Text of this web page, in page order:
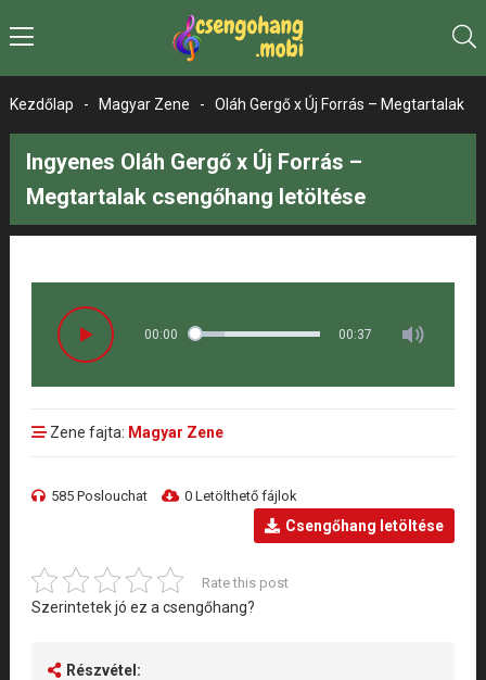
Kezdőlap - Magyar Zene - Oláh Gergő x Új Forrás – Megtartalak
Ingyenes Oláh Gergő x Új Forrás –
Megtartalak csengőhang letöltése
00:00 00:37
Zene fajta: Magyar Zene
585 Poslouchat 0 Letölthető fájlok
Csengőhang letöltése
Rate this post
Szerintetek jó ez a csengőhang?
Részvétel: